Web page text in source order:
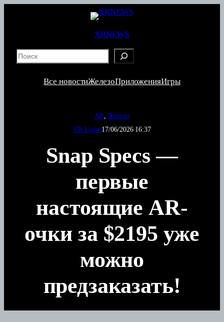
XRNEWS
Все новостиЖелезоПриложенияИгры
AR Железо
VR Union17/06/2026 16:37
Snap Specs —
первые
настоящие AR-
очки за $2195 уже
можно
предзаказать!